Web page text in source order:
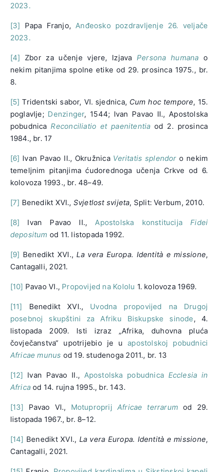
2023.
[3] Papa Franjo, Anđeosko pozdravljenje 26. veljače
2023.
[4] Zbor za učenje vjere, ​​Izjava Persona humana o
nekim pitanjima spolne etike od 29. prosinca 1975., br.
8.
[5] Tridentski sabor, VI. sjednica, Cum hoc tempore, 15.
poglavlje; Denzinger, 1544; Ivan Pavao II., Apostolska
pobudnica Reconciliatio et paenitentia od 2. prosinca
1984., br. 17
[6] Ivan Pavao II., Okružnica Veritatis splendor o nekim
temeljnim pitanjima ćudorednoga učenja Crkve od 6.
kolovoza 1993., br. 48–49.
[7] Benedikt XVI., Svjetlost svijeta, Split: Verbum, 2010.
[8] Ivan Pavao II., Apostolska konstitucija Fidei
depositum od 11. listopada 1992.
[9] Benedikt XVI.,La vera Europa. Identità e missione,
Cantagalli, 2021.
[10] Pavao VI., Propovijed na Kololu 1. kolovoza 1969.
[11] Benedikt XVI., Uvodna propovijed na Drugoj
posebnoj skupštini za Afriku Biskupske sinode, 4.
listopada 2009. Isti izraz „Afrika, duhovna pluća
čovječanstva“ upotrijebio je uapostolskoj pobudnici
Africae munus od 19. studenoga 2011., br. 13
[12] Ivan Pavao II., Apostolska pobudnica Ecclesia in
Africa od 14. rujna 1995., br. 143.
[13] Pavao VI., Motuproprij Africae terrarum od 29.
listopada 1967., br. 8–12.
[14] Benedikt XVI., La vera Europa. Identità e missione,
Cantagalli, 2021.